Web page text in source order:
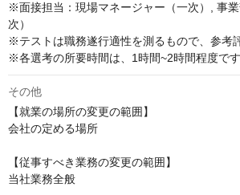
※面接担当：現場マネージャー（一次）, 事
次）
※テストは職務遂行適性を測るもので、参考
※各選考の所要時間は、1時間~2時間程度です
その他
【就業の場所の変更の範囲】
会社の定める場所
【従事すべき業務の変更の範囲】
当社業務全般